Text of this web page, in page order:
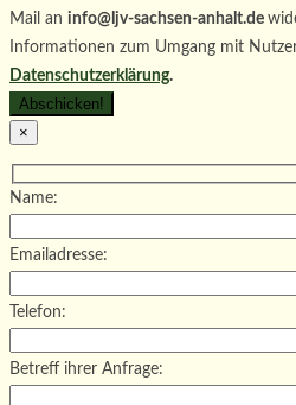
Mail an info@ljv-sachsen-anhalt.de
Informationen zum Umgang mit
Datenschutzerklärung.
×
Name:
Emailadresse:
Telefon:
Betreff ihrer Anfrage: